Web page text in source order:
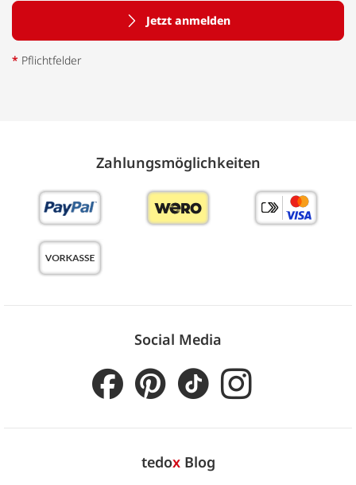
Jetzt anmelden
* Pflichtfelder
Zahlungs­möglich­keiten
Social Media
tedoxBlog